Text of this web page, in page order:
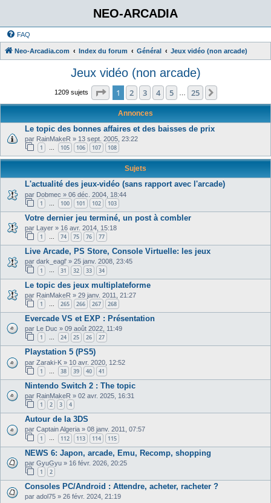
NEO-ARCADIA
FAQ
Neo-Arcadia.com Index du forum Général Jeux vidéo (non arcade)
Jeux vidéo (non arcade)
1209 sujets Page 1sur25
1 2 3 4 5 25
Annonces
Le topic des bonnes affaires et des baisses de prix
par RainMakeR » 13 sept. 2005, 23:22
1 … 105 106 107 108
Sujets
L'actualité des jeux-vidéo (sans rapport avec l'arcade)
par Dobmec » 06 déc. 2004, 18:44
1 100 101 102 103
Votre dernier jeu terminé, un post à combler
par Layer » 16 avr. 2014, 15:18
1 … 74 75 76 77
Live Arcade, PS Store, Console Virtuelle: les jeux
par dark_eagl' » 25 janv. 2008, 23:45
1 … 31 32 33 34
Le topic des jeux multiplateforme
par RainMakeR » 29 janv. 2011, 21:27
1 265 266 267 268
Evercade VS et EXP : Présentation
par Le Duc » 09 août 2022, 11:49
1 … 24 25 26 27
Playstation 5 (PS5)
par Zaraki-K » 10 avr. 2020, 12:52
1 38 39 40 41
Nintendo Switch 2 : The topic
par RainMakeR » 02 avr. 2025, 16:31
1 2 3 4
Autour de la 3DS
par Captain Algeria » 08 janv. 2011, 07:57
1 … 112 113 114 115
NEWS 6: Japon, arcade, Emu, Recomp, shopping
par GyuGyu » 16 févr. 2026, 20:25
1 2
Consoles PC/Android : Attendre, acheter, racheter ?
par adol75 » 26 févr. 2024, 21:19